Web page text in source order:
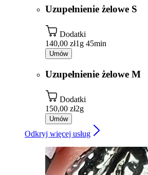
Uzupełnienie żelowe S
Dodatki
140,00 zł1g 45min
Umów
Uzupełnienie żelowe M
Dodatki
150,00 zł2g
Umów
Odkryj więcej usług